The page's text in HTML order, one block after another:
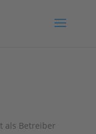
als Betreiber